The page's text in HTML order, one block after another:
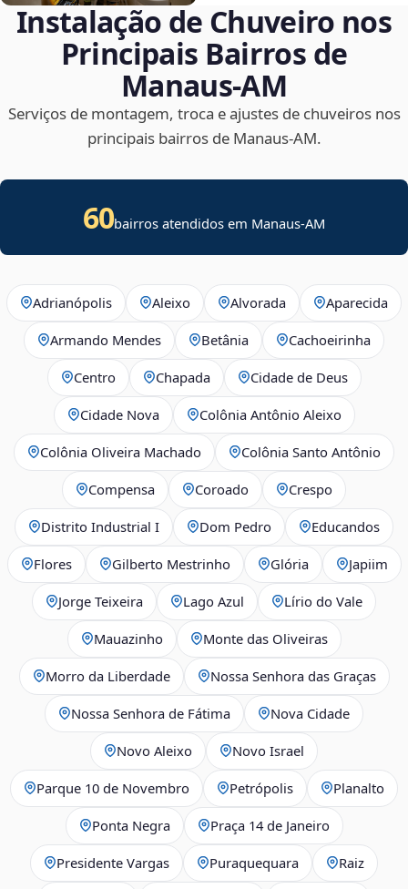
Instalação de Chuveiro nos
Principais Bairros de
Manaus‑AM
Serviços de montagem, troca e ajustes de chuveiros nos
principais bairros de Manaus‑AM.
60bairros atendidos em Manaus-AM
Adrianópolis Aleixo Alvorada Aparecida
Armando Mendes Betânia Cachoeirinha
Centro Chapada Cidade de Deus
Cidade Nova Colônia Antônio Aleixo
Colônia Oliveira Machado Colônia Santo Antônio
Compensa Coroado Crespo
Distrito Industrial I Dom Pedro Educandos
Flores Gilberto Mestrinho Glória Japiim
Jorge Teixeira Lago Azul Lírio do Vale
Mauazinho Monte das Oliveiras
Morro da Liberdade Nossa Senhora das Graças
Nossa Senhora de Fátima Nova Cidade
Novo Aleixo Novo Israel
Parque 10 de Novembro Petrópolis Planalto
Ponta Negra Praça 14 de Janeiro
Presidente Vargas Puraquequara Raiz